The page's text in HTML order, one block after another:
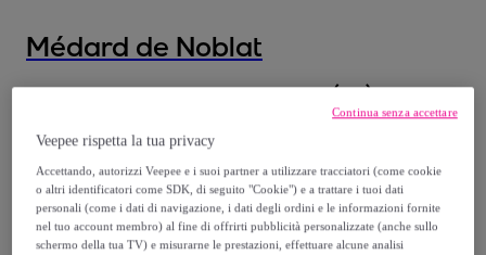
Médard de Noblat
White Japan - Piatto da dolce (x6)
White Japan - Piatto da dolce
(x6)
49,30 €
Veepee rispetta la tua privacy
Accettando, autorizzi Veepee e i suoi partner a utilizzare tracciatori (come cookie
o altri identificatori come SDK, di seguito "Cookie") e a trattare i tuoi dati
personali (come i dati di navigazione, i dati degli ordini e le informazioni fornite
nel tuo account membro) al fine di offrirti pubblicità personalizzate (anche sullo
schermo della tua TV) e misurarne le prestazioni, effettuare alcune analisi
Continua senza accettare